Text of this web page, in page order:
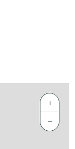
+
−